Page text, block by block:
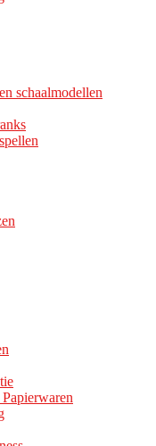
schaalmodellen